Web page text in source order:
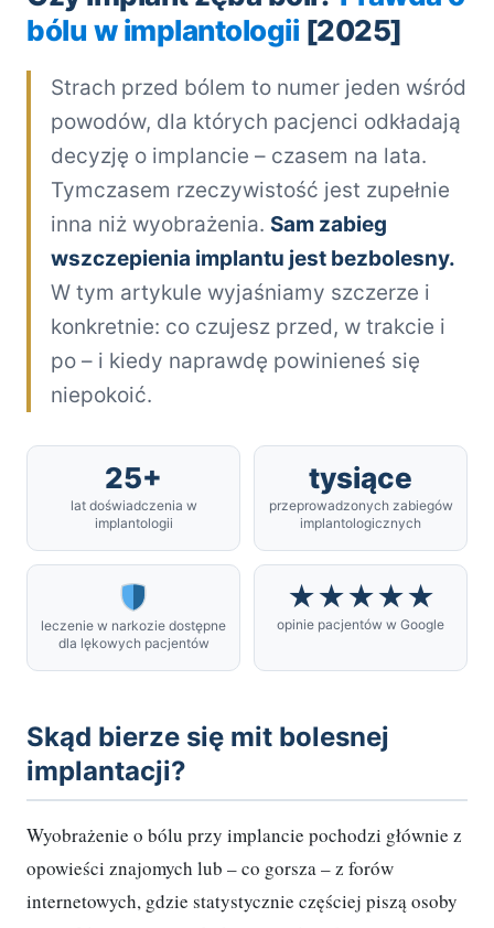
bólu w implantologii [2025]
Strach przed bólem to numer jeden wśród
powodów, dla których pacjenci odkładają
decyzję o implancie – czasem na lata.
Tymczasem rzeczywistość jest zupełnie
inna niż wyobrażenia. Sam zabieg
wszczepienia implantu jest bezbolesny.
W tym artykule wyjaśniamy szczerze i
konkretnie: co czujesz przed, w trakcie i
po – i kiedy naprawdę powinieneś się
niepokoić.
25+
lat doświadczenia w
implantologii
tysiące
przeprowadzonych zabiegów
implantologicznych
leczenie w narkozie dostępne
dla lękowych pacjentów
★★★★★
opinie pacjentów w Google
Skąd bierze się mit bolesnej
implantacji?
Wyobrażenie o bólu przy implancie pochodzi głównie z
opowieści znajomych lub – co gorsza – z forów
internetowych, gdzie statystycznie częściej piszą osoby